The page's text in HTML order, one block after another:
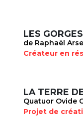
LES
de Raphaël
Créateur en
LA TERRE
Quatuor Ovide
Projet de